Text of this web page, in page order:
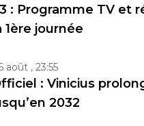
: Programme TV et
1ère journée
août , 23:55
: Vinicius
2032